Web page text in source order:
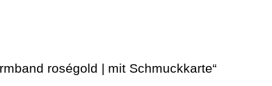
roségold | mit Schmuckkarte“